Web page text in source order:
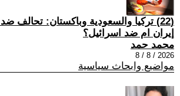
(22) تركيا والسعودية وباكستان: تحالف ضد
إيران ام ضد اسرائيل؟
محمد حمد
2026 / 8 / 8
مواضيع وابحاث سياسية